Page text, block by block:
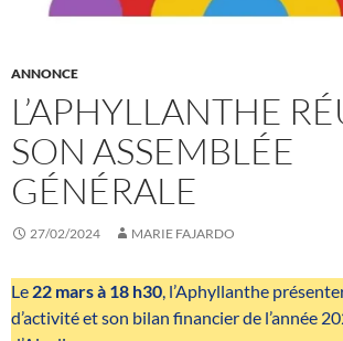
ANNONCE
L’APHYLLANTHE
SON ASSEMBLÉE
GÉNÉRALE
27/02/2024 MARIE FAJARDO
Le 22 mars à 18 h30, l’Aphyllanthe
d’activité et son bilan financier de l’année